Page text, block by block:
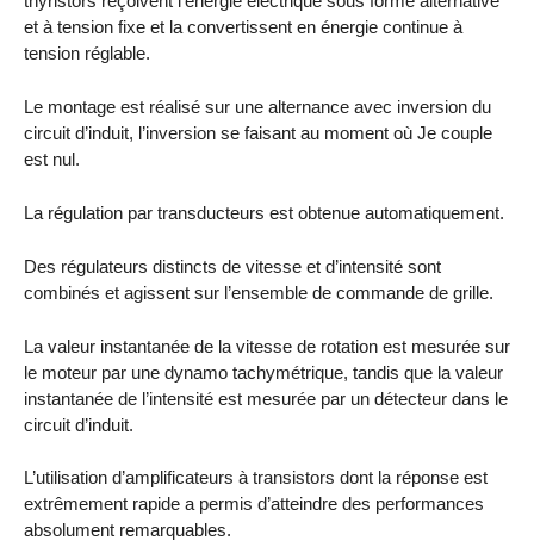
et à tension fixe et la convertissent en énergie continue à
tension réglable.
Le montage est réalisé sur une alternance avec inversion du
circuit d’induit, l’inversion se faisant au moment où Je couple
est nul.
La régulation par transducteurs est obtenue automatiquement.
Des régulateurs distincts de vitesse et d’intensité sont
combinés et agissent sur l’ensemble de commande de grille.
La valeur instantanée de la vitesse de rotation est mesurée sur
le moteur par une dynamo tachymétrique, tandis que la valeur
instantanée de l’intensité est mesurée par un détecteur dans le
circuit d’induit.
L’utilisation d’amplificateurs à transistors dont la réponse est
extrêmement rapide a permis d’atteindre des performances
absolument remarquables.